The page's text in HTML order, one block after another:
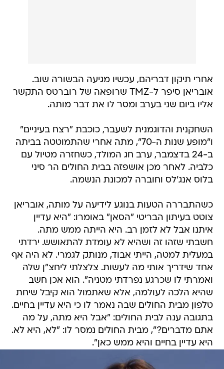
אחרי תיקון דבריהם, עכשיו מגיעה הבשורה שוב.
אובריאן סיפר ל-TMZ שרופאה של רוברטס התקשר
אליו ביום שני בערב ומסר לו את דבר מותה.
השחקנית והדוגמנית לשעבר, כוכבת "רצח בעיניים"
ו"מופע שנות ה-70", מתה אחרי שהתמוטטה בביתה
ב-24 בדצמבר, ערב חג המולד, כשחזרה מטיול עם
כלביה. לאחר מכן אושפזה בבית החולים הר סיני
בלוס אנג'לס וחוברה למכונת הנשמה.
כשהתבררה הטעות בנוגע לידיעה על מותה, אובריאן
צוטט בעיתון הבריטי "הסאן" באומרו: "היא עדיין
איתנו אבל לא לזמן רב. היא הייתה ממש מתה.
חשבתי שזהו זה ושהיא לא עומדת להתאושש. ירדתי
במעלית למטה, הייתי אבוד, מנותק לגמרי. לא היה אף
אחד שידריך אותי מה לעשות. צלצלתי ליחצ"ן שלה
ואמרתי לו שכרגע נפרדתי מטניה". הוא אכן חשב
שהיא הלכה לעולמה, אלא שאתמול הוא קיבל שיחת
טלפון מבית החולים שבה נאמר לו כי היא עדיין בחיים.
בתגובה ענה לבית החולים: "אבל היא מתה, על מה
אתם מדברים?", מבית החולים נמסר לו: "לא, היא לא.
היא עדיין בחיים והיא ממש כאן".